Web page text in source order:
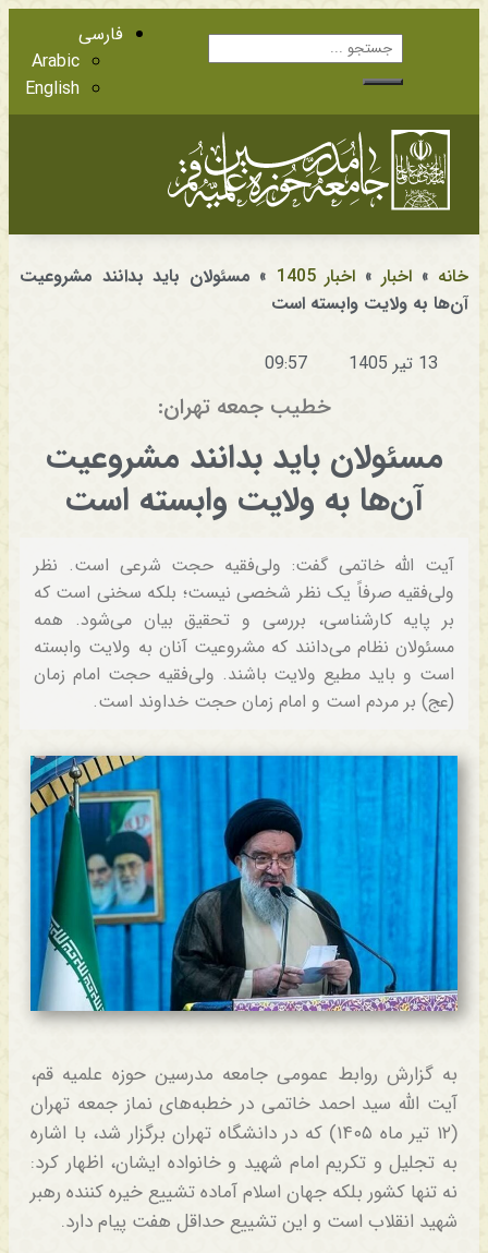
فارسی
Arabic
English
خانه » اخبار » اخبار 1405 » مسئولان باید بدانند مشروعیت
آن‌ها به ولایت وابسته است
13 تیر 1405 09:57
خطیب جمعه تهران:
مسئولان باید بدانند مشروعیت
آن‌ها به ولایت وابسته است
آیت الله خاتمی گفت: ولی‌فقیه حجت شرعی است. نظر
ولی‌فقیه صرفاً یک نظر شخصی نیست؛ بلکه سخنی است که
بر پایه کارشناسی، بررسی و تحقیق بیان می‌شود. همه
مسئولان نظام می‌دانند که مشروعیت آنان به ولایت وابسته
است و باید مطیع ولایت باشند. ولی‌فقیه حجت امام زمان
(عج) بر مردم است و امام زمان حجت خداوند است.
به گزارش روابط عمومی جامعه مدرسین حوزه علمیه قم،
آیت الله سید احمد خاتمی در خطبه‌های نماز جمعه تهران
(۱۲ تیر ماه ۱۴۰۵) که در دانشگاه تهران برگزار شد، با اشاره
به تجلیل و تکریم امام شهید و خانواده ایشان، اظهار کرد:
نه تنها کشور بلکه جهان اسلام آماده تشییع خیره کننده رهبر
شهید انقلاب است و این تشییع حداقل هفت پیام دارد.